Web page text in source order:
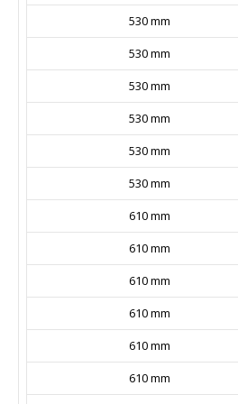
530 mm
530 mm
530 mm
530 mm
530 mm
530 mm
610 mm
610 mm
610 mm
610 mm
610 mm
610 mm